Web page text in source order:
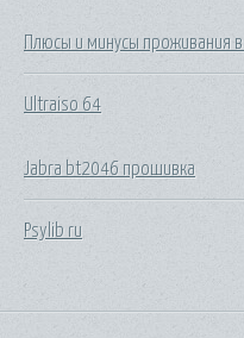
Плюсы и минусы проживания
Ultraiso 64
Jabra bt2046 прошивка
Psylib ru